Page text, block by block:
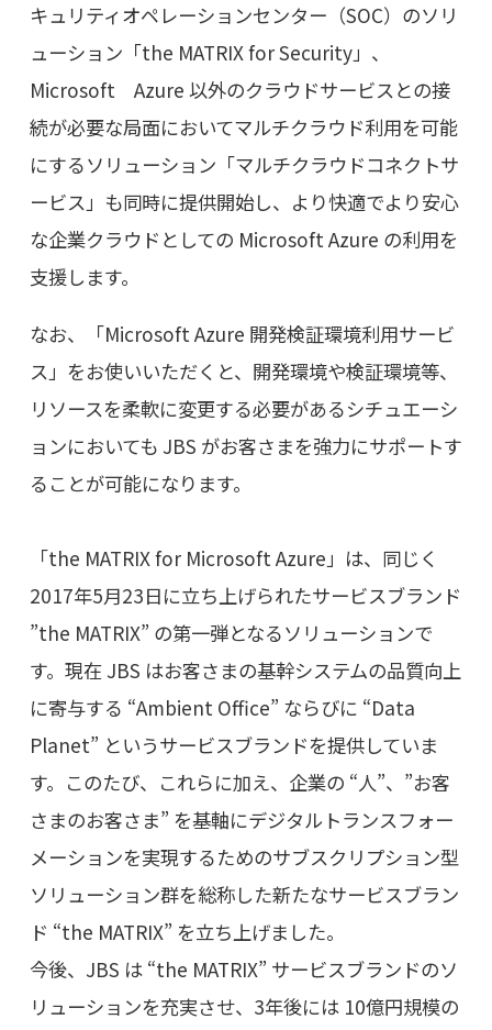
キュリティオペレーションセンター（SOC）のソリ
ューション「the MATRIX for Security」、
Microsoft Azure 以外のクラウドサービスとの接
続が必要な局面においてマルチクラウド利用を可能
にするソリューション「マルチクラウドコネクトサ
ービス」も同時に提供開始し、より快適でより安心
な企業クラウドとしての Microsoft Azure の利用を
支援します。
なお、「Microsoft Azure 開発検証環境利用サービ
ス」をお使いいただくと、開発環境や検証環境等、
リソースを柔軟に変更する必要があるシチュエーシ
ョンにおいても JBS がお客さまを強力にサポートす
ることが可能になります。
「the MATRIX for Microsoft Azure」は、同じく
2017年5月23日に立ち上げられたサービスブランド
”the MATRIX” の第一弾となるソリューションで
す。現在 JBS はお客さまの基幹システムの品質向上
に寄与する “Ambient Office” ならびに “Data
Planet” というサービスブランドを提供していま
す。このたび、これらに加え、企業の “人”、”お客
さまのお客さま” を基軸にデジタルトランスフォー
メーションを実現するためのサブスクリプション型
ソリューション群を総称した新たなサービスブラン
ド “the MATRIX” を立ち上げました。
今後、JBS は “the MATRIX” サービスブランドのソ
リューションを充実させ、3年後には 10億円規模の